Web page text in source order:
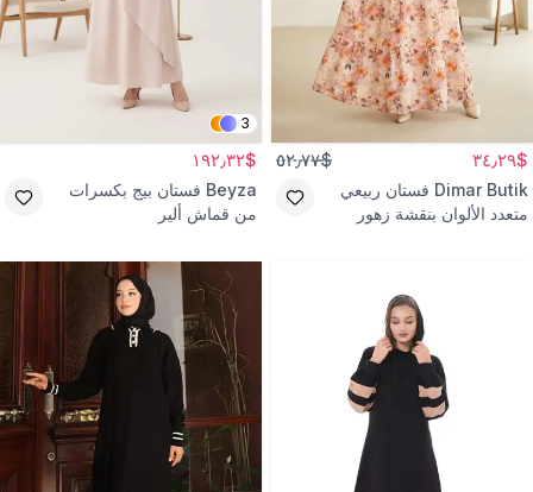
$٣٤٫٢٩ $٥٢٫٧٧
Dimar Butik فستان ربيعي
متعدد الألوان بنقشة زهور
3
$١٩٢٫٣٢
Beyza فستان بيج بكسرات
من قماش ألير